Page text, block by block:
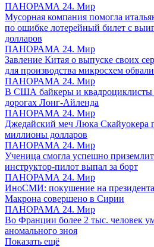
ПАНОРАМА 24. Мир
Мусорная компания помогла
по ошибке лотерейный билет с
долларов
ПАНОРАМА 24. Мир
Завление Китая о выпуске своих
для производства микросхем
ПАНОРАМА 24. Мир
В США байкеры и квадроциклисты
дорогах Лонг-Айленда
ПАНОРАМА 24. Мир
Джедайский меч Люка Скайуокера
миллионы долларов
ПАНОРАМА 24. Мир
Ученица смогла успешно
инструктор-пилот выпал за борт
ПАНОРАМА 24. Мир
ИноСМИ: покушение на
Макрона совершено в Сирии
ПАНОРАМА 24. Мир
Во Франции более 2 тыс. человек
аномального зноя
Показать ещё